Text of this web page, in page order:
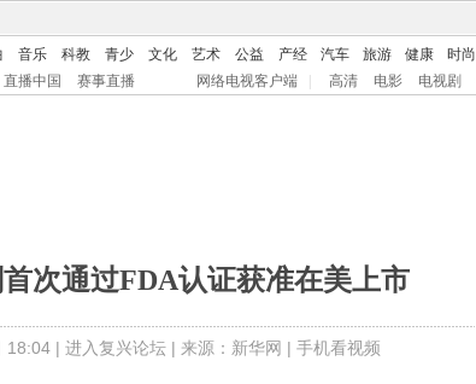
音乐 科教 青少 文化 艺术 公益 产经 汽车 旅游 健康 时尚
直播中国 赛事直播 网络电视客户端 高清 电影 电视剧
次通过FDA认证获准在美上市
18:04 | 进入复兴论坛| 来源：新华网 | 手机看视频